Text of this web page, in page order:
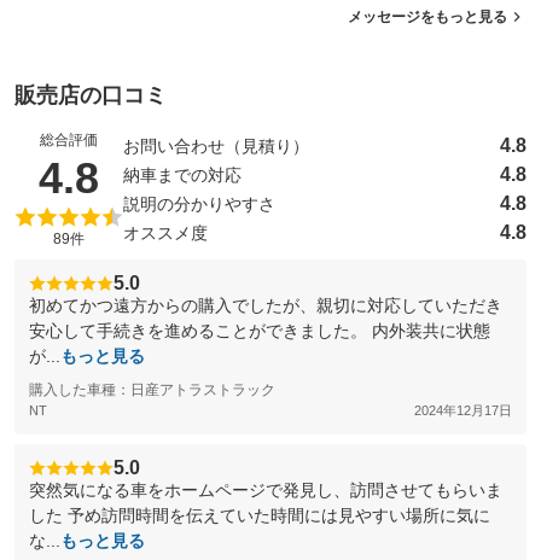
メッセージをもっと見る
販売店の口コミ
総合評価
4.8 （5点満点中）
89件
お問い合わせ（見積り） 4.8
納車までの対応 4.8
説明の分かりやすさ 4.8
オススメ度 4.8
5.0
初めてかつ遠方からの購入でしたが、親切に対応していただき
安心して手続きを進めることができました。 内外装共に状態
が...
もっと見る
購入した車種：日産アトラストラック
NT 2024年12月17日
5.0
突然気になる車をホームページで発見し、訪問させてもらいま
した 予め訪問時間を伝えていた時間には見やすい場所に気に
な...
もっと見る